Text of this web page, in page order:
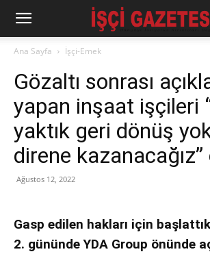
Ana Sayfa İşçi-Emek
Gözaltı sonrası
yapan inşaat işçileri
yaktık geri dönüş
direne kazanacağız”
Ağustos 12, 2022
Gasp edilen hakları için
2. gününde YDA Group önünde